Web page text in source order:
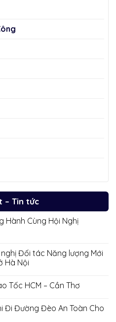
– Tin tức
Hành Cùng Hội Nghị
Đối tác Năng lượng Mới
Hà Nội
Tốc HCM – Cần Thơ
Đi Đường Đèo An Toàn Cho